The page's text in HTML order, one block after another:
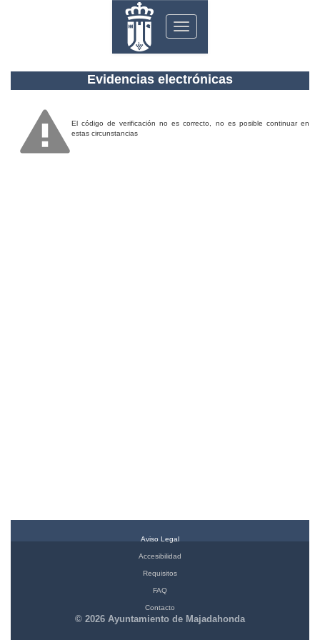
Toggle
navigation
Evidencias electrónicas
El código de verificación no es correcto, no es posible continuar en
estas circunstancias
Aviso Legal
Accesibilidad
Requisitos
FAQ
Contacto
© 2026 Ayuntamiento de Majadahonda